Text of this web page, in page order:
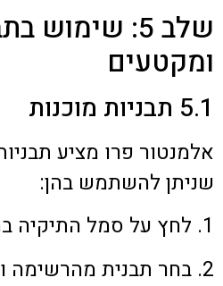
שלב 5: שימוש
ומקטעים
5.1 תבניות מוכנות
אלמנטור פרו מציע
שניתן להשתמש בהן:
1. לחץ על סמל התיקיה במרכז העורך.
2. בחר תבנית מהרשימה ולחץ על "הכנס".